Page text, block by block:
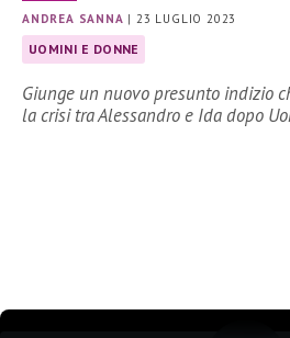
ANDREA SANNA |23 LUGLIO 2023
UOMINI E DONNE
Giunge un nuovo presunto indizio
la crisi tra Alessandro e Ida dopo